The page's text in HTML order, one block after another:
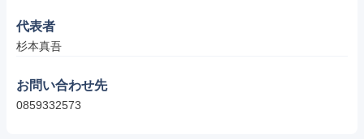
代表者
杉本真吾
お問い合わせ先
0859332573